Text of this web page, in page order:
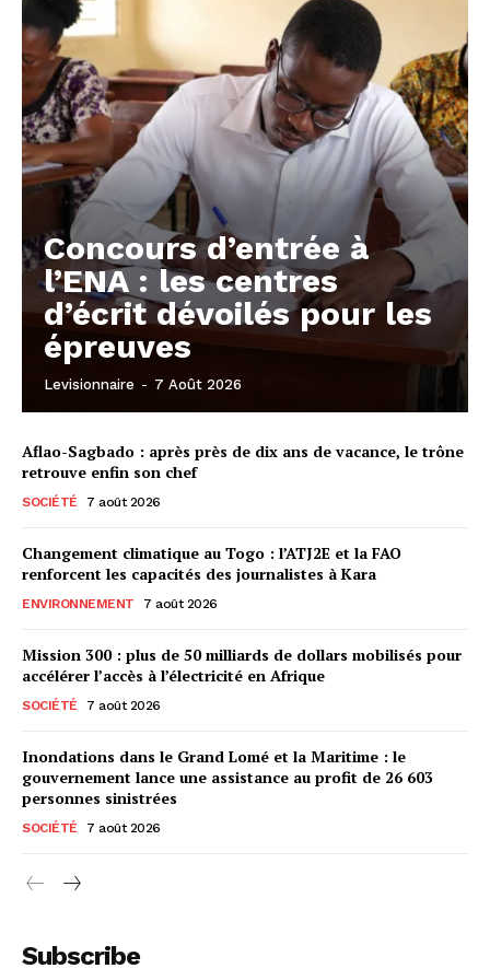
Concours d’entrée à
l’ENA : les centres
d’écrit dévoilés pour les
épreuves
Levisionnaire - 7 Août 2026
Aflao-Sagbado : après près de dix ans de vacance, le trône
retrouve enfin son chef
SOCIÉTÉ 7 août 2026
Changement climatique au Togo : l’ATJ2E et la FAO
renforcent les capacités des journalistes à Kara
ENVIRONNEMENT 7 août 2026
Mission 300 : plus de 50 milliards de dollars mobilisés pour
accélérer l’accès à l’électricité en Afrique
SOCIÉTÉ 7 août 2026
Inondations dans le Grand Lomé et la Maritime : le
gouvernement lance une assistance au profit de 26 603
personnes sinistrées
SOCIÉTÉ 7 août 2026
Subscribe